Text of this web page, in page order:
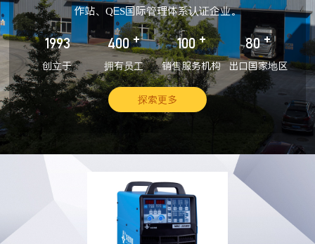
作站、QES国际管理体系认证企业。
1993
创立于
400 +
拥有员工
100 +
销售服务机构
80 +
出口国家地区
探索更多